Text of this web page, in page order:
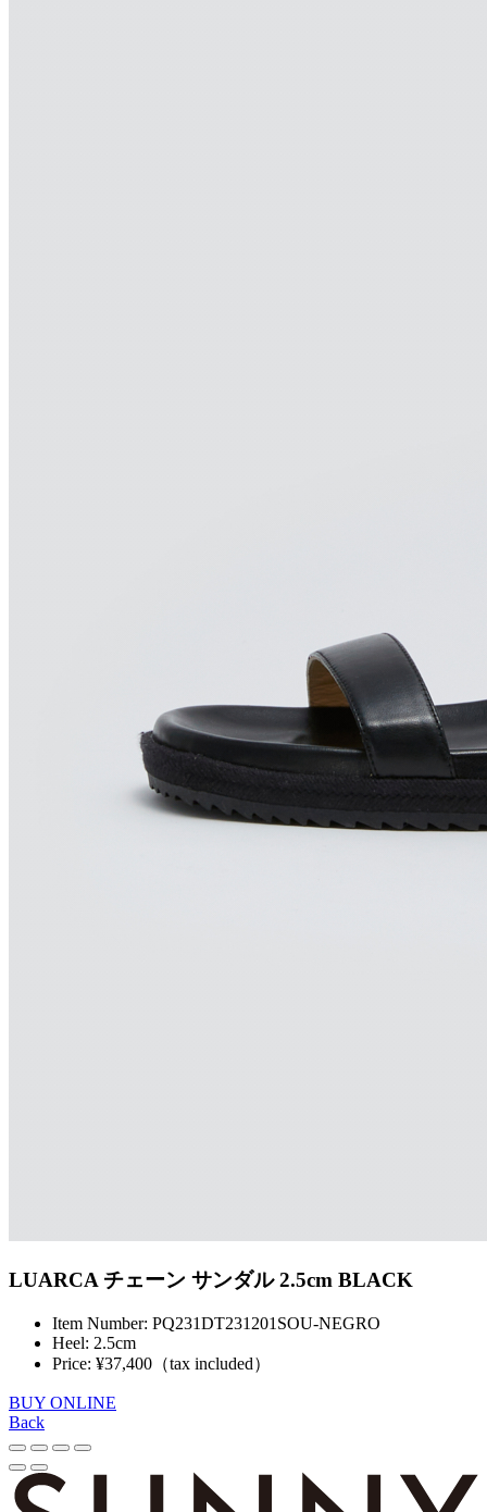
LUARCA チェーン サンダル 2.5cm BLACK
Item Number: PQ231DT231201SOU-NEGRO
Heel: 2.5cm
Price: ¥37,400（tax included）
BUY ONLINE
Back